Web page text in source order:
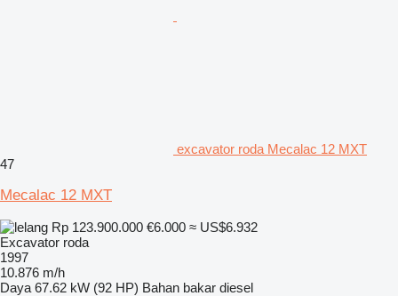
excavator roda Mecalac 12 MXT
47
Mecalac 12 MXT
Rp 123.900.000 €6.000 ≈ US$6.932
Excavator roda
1997
10.876 m/h
Daya 67.62 kW (92 HP) Bahan bakar diesel